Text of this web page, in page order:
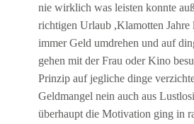
nie wirklich was leisten konnte
richtigen Urlaub ,Klamotten Jahre
immer Geld umdrehen und auf
gehen mit der Frau oder Kino
Prinzip auf jegliche dinge
Geldmangel nein auch aus
überhaupt die Motivation ging in